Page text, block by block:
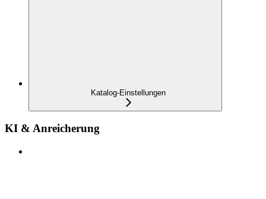
Katalog-Einstellungen
KI & Anreicherung